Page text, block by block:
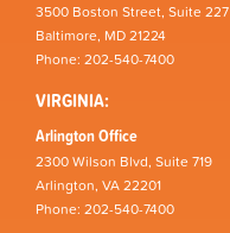
3500 Boston Street, Suite 227
Baltimore, MD 21224
Phone: 202-540-7400
VIRGINIA:
Arlington Office
2300 Wilson Blvd, Suite 719
Arlington, VA 22201
Phone: 202-540-7400